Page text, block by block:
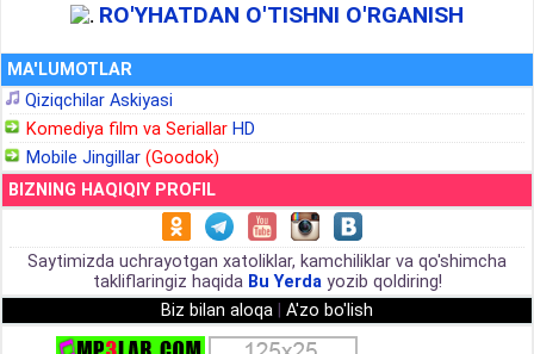
RO'YHATDAN O'TISHNI O'RGANISH
MA'LUMOTLAR
Qiziqchilar Askiyasi
Komediya film va Seriallar HD
Mobile Jingillar (Goodok)
BIZNING HAQIQIY PROFIL
Saytimizda uchrayotgan xatoliklar, kamchiliklar va qo'shimcha
takliflaringiz haqida Bu Yerdayozib qoldiring!
Biz bilan aloqa
A'zo bo'lish